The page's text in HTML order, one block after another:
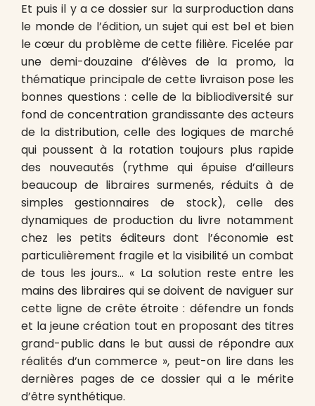
Et puis il y a ce dossier sur la surproduction dans
le monde de l’édition, un sujet qui est bel et bien
le cœur du problème de cette filière. Ficelée par
une demi-douzaine d’élèves de la promo, la
thématique principale de cette livraison pose les
bonnes questions : celle de la bibliodiversité sur
fond de concentration grandissante des acteurs
de la distribution, celle des logiques de marché
qui poussent à la rotation toujours plus rapide
des nouveautés (rythme qui épuise d’ailleurs
beaucoup de libraires surmenés, réduits à de
simples gestionnaires de stock), celle des
dynamiques de production du livre notamment
chez les petits éditeurs dont l’économie est
particulièrement fragile et la visibilité un combat
de tous les jours… « La solution reste entre les
mains des libraires qui se doivent de naviguer sur
cette ligne de crête étroite : défendre un fonds
et la jeune création tout en proposant des titres
grand-public dans le but aussi de répondre aux
réalités d’un commerce », peut-on lire dans les
dernières pages de ce dossier qui a le mérite
d’être synthétique.